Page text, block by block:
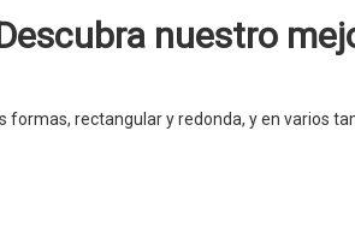
nuestro
rectangular y redonda, y en varios